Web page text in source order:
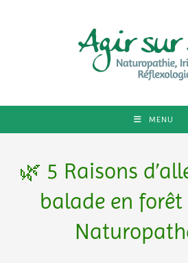
MENU
🌿 5 Raisons
balade en forêt